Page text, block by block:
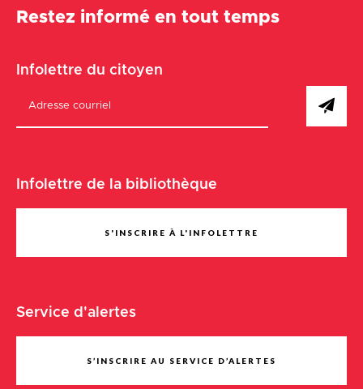
Restez informé en tout temps
Infolettre du citoyen
Infolettre de la bibliothèque
S'INSCRIRE À L'INFOLETTRE
Service d'alertes
S’INSCRIRE AU SERVICE D’ALERTES